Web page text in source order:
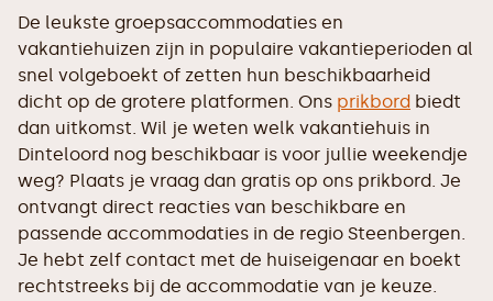
De leukste groepsaccommodaties en
vakantiehuizen zijn in populaire vakantieperioden al
snel volgeboekt of zetten hun beschikbaarheid
dicht op de grotere platformen. Ons prikbord biedt
dan uitkomst. Wil je weten welk vakantiehuis in
Dinteloord nog beschikbaar is voor jullie weekendje
weg? Plaats je vraag dan gratis op ons prikbord. Je
ontvangt direct reacties van beschikbare en
passende accommodaties in de regio Steenbergen.
Je hebt zelf contact met de huiseigenaar en boekt
rechtstreeks bij de accommodatie van je keuze.